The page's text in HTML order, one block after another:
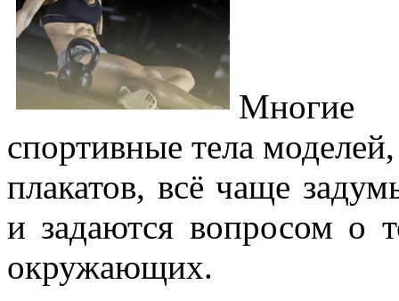
Многие
спортивные тела
плакатов, всё чаще
и задаются вопросом о
окружающих.